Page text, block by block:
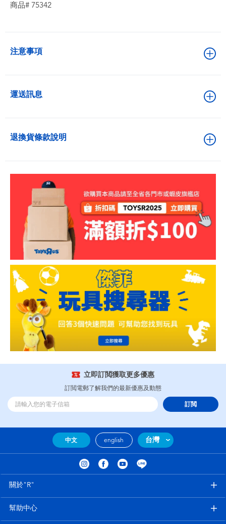
商品# 75342
注意事項
運送訊息
退換貨條款說明
立即訂閲獲取更多優惠
訂閲電郵了解我們的最新優惠及動態
訂閲
中文 english 台灣
關於"R"
幫助中心